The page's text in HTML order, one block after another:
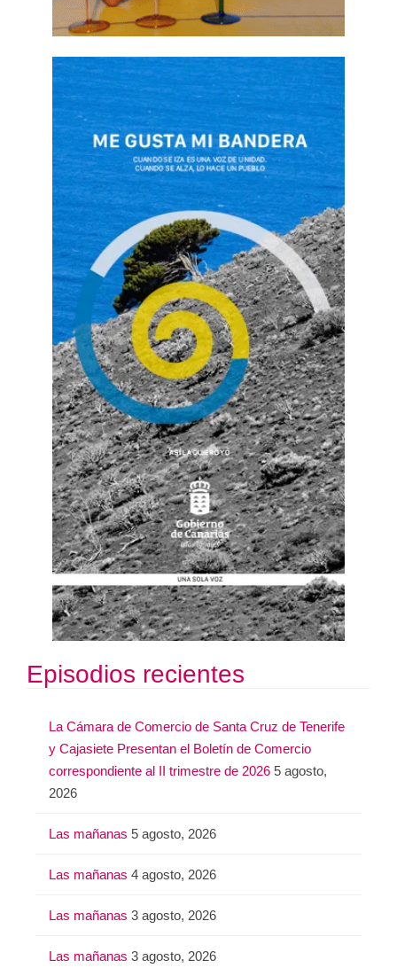
Episodios recientes
La Cámara de Comercio de Santa Cruz de Tenerife
y Cajasiete Presentan el Boletín de Comercio
correspondiente al II trimestre de 2026 5 agosto,
2026
Las mañanas 5 agosto, 2026
Las mañanas 4 agosto, 2026
Las mañanas 3 agosto, 2026
Las mañanas 3 agosto, 2026